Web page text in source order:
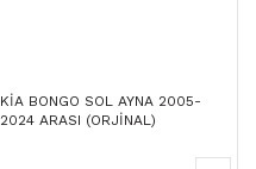
KİA BONGO SOL AYNA 2005-
2024 ARASI (ORJİNAL)